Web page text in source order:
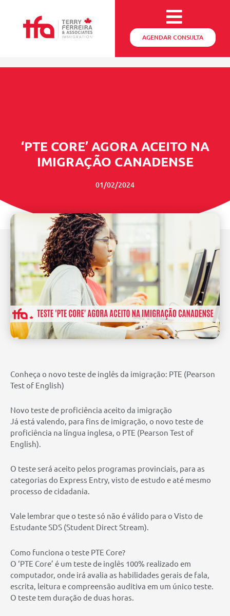
AGENDAR CONSULTA
‘PTE CORE’ AGORA ACEITO NA
IMIGRAÇÃO CANADENSE
01/02/2024
Conheça o novo teste de inglês da imigração: PTE (Pearson
Test of English)
Novo teste de proficiência aceito da imigração
Já está valendo, para fins de imigração, o novo teste de
proficiência na língua inglesa, o PTE (Pearson Test of
English).
O teste será aceito pelos programas provinciais, para as
categorias do Express Entry, visto de estudo e até mesmo
processo de cidadania.
Vale lembrar que o teste só não é válido para o Visto de
Estudante SDS (Student Direct Stream).
Como funciona o teste PTE Core?
O ‘PTE Core’ é um teste de inglês 100% realizado em
computador, onde irá avalia as habilidades gerais de fala,
escrita, leitura e compreensão auditiva em um único teste.
O teste tem duração de duas horas.